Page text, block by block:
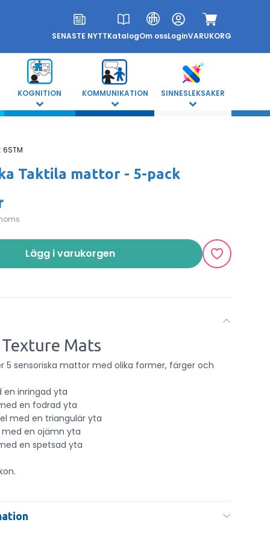
SENASTE NYTTKatalogOm ossLoginVARUKORG
KOGNITION KOMMUNIKATION SINNESLEKSAKER
6STM
Taktila mattor - 5-pack
Lägg i varukorgen
Mats
5 sensoriska mattor med olika former, färger och
en inringad yta
en fodrad yta
med en triangulär yta
med en ojämn yta
en spetsad yta